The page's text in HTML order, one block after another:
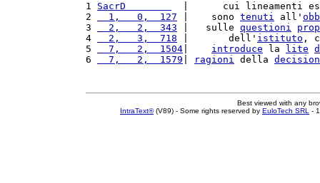
1 SacrD
|      cui lineamenti
2
  1,   0,  127
|    sono tenuti all'
3
  2,   2,  343
|   sulle questioni
4
  2,   3,  718
|       dell' istituto ,
5
  7,   2,  1504
introduce la lite
6
  7,   2,  1579
ragioni della
Best viewed with any
IntraText®(V89) - Some rights reserved by EuloTech SRL -